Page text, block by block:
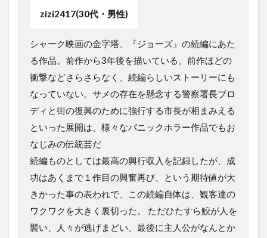
zizi2417(30代・男性)
シャーク映画の金字塔、『ジョーズ』の続編にあた
る作品。前作から3年後を描いている。前作ほどの
衝撃などさらさらなく、続編らしいストーリーにも
なっていない。サメの存在を懸念する警察署長ブロ
ディと街の復興のために強行する市長が相まみえる
といった展開は、様々なパニックホラー作品でもお
なじみの伝統芸だ
続編ものとしては最高の興行収入を記録したが、成
功はあくまで１作目の興奮再び、という期待値が大
きかった事の表われで、この続編自体は、観客達の
ワクワクを大きく裏切った。 ただひたすら鮫が人を
襲い、人々が逃げまどい、最後に主人公がなんとか